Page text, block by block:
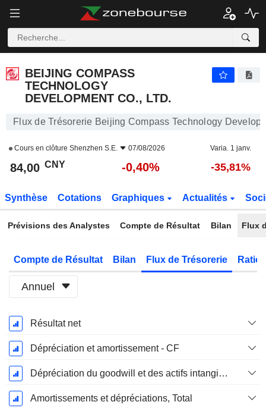
BEIJING COMPASS
TECHNOLOGY
DEVELOPMENT CO., LTD.
Flux de Trésorerie Beijing Compass Technology
Cours en clôture Shenzhen S.E. 07/08/2026 Varia. 1 janv.
84,00 CNY -0,40% -35,81%
Synthèse Cotations Graphiques Actualités
Prévisions des Analystes Compte de Résultat Bilan Flux
Compte de Résultat Bilan Flux de Trésorerie
Annuel
Période
Fiscale:
Décembre
Résultat net
Dépréciation et amortissement - CF
Dépréciation du goodwill et des actifs intangibles
Amortissements et dépréciations, Total